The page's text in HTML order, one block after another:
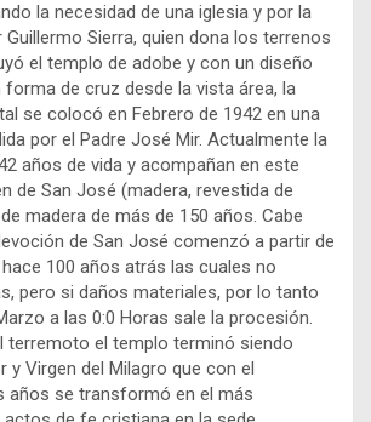
la necesidad de una iglesia y por la
Sierra, quien dona los terrenos
el templo de adobe y con un diseño
forma de cruz desde la vista área, la
se colocó en Febrero de 1942 en una
por el Padre José Mir. Actualmente la
años de vida y acompañan en este
de San José (madera, revestida de
madera de más de 150 años. Cabe
de San José comenzó a partir de
100 años atrás las cuales no
pero si daños materiales, por lo tanto
a las 0:0 Horas sale la procesión.
terremoto el templo terminó siendo
y Virgen del Milagro que con el
años se transformó en el más